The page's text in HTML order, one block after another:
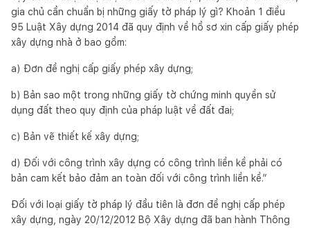
gia chủ cần chuẩn bị những giấy tờ pháp lý gì? Khoản 1 điều
95 Luật Xây dựng 2014 đã quy định về hồ sơ xin cấp giấy phép
xây dựng nhà ở bao gồm:
a) Đơn đề nghị cấp giấy phép xây dựng;
b) Bản sao một trong những giấy tờ chứng minh quyền sử
dụng đất theo quy định của pháp luật về đất đai;
c) Bản vẽ thiết kế xây dựng;
d) Đối với công trình xây dựng có công trình liền kề phải có
bản cam kết bảo đảm an toàn đối với công trình liền kề.”
Đối với loại giấy tờ pháp lý đầu tiên là đơn đề nghị cấp phép
xây dựng, ngày 20/12/2012 Bộ Xây dựng đã ban hành Thông